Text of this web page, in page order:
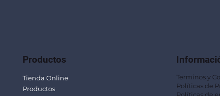
Productos
Tienda Online
Productos
Terminos y
Políticas de